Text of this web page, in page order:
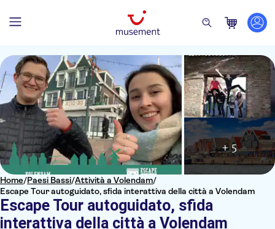
Home/Paesi Bassi/Attività a Volendam/
Escape Tour autoguidato, sfida interattiva della città a Volendam
Escape Tour autoguidato, sfida
interattiva della città a Volendam
+ 5